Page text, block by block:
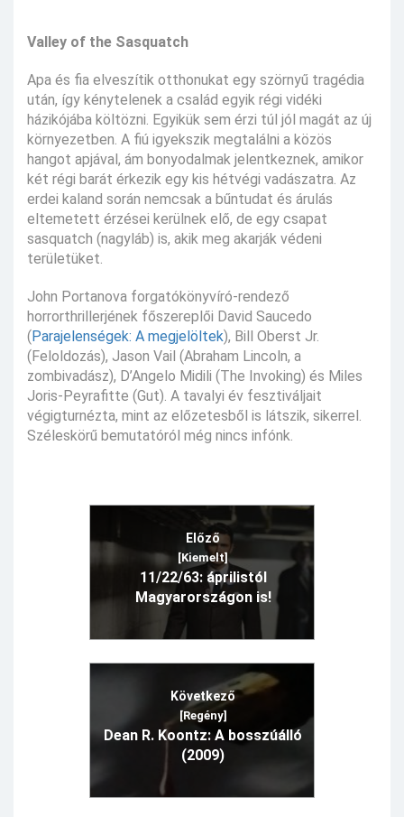
Valley of the Sasquatch
Apa és fia elveszítik otthonukat egy szörnyű tragédia
után, így kénytelenek a család egyik régi vidéki
házikójába költözni. Egyikük sem érzi túl jól magát az új
környezetben. A fiú igyekszik megtalálni a közös
hangot apjával, ám bonyodalmak jelentkeznek, amikor
két régi barát érkezik egy kis hétvégi vadászatra. Az
erdei kaland során nemcsak a bűntudat és árulás
eltemetett érzései kerülnek elő, de egy csapat
sasquatch (nagyláb) is, akik meg akarják védeni
területüket.
John Portanova forgatókönyvíró-rendező
horrorthrillerjének főszereplői David Saucedo
(Parajelenségek: A megjelöltek), Bill Oberst Jr.
(Feloldozás), Jason Vail (Abraham Lincoln, a
zombivadász), D’Angelo Midili (The Invoking) és Miles
Joris-Peyrafitte (Gut). A tavalyi év fesztiváljait
végigturnézta, mint az előzetesből is látszik, sikerrel.
Széleskörű bemutatóról még nincs infónk.
Előző
[Kiemelt]
11/22/63: áprilistól
Magyarországon is!
Következő
[Regény]
Dean R. Koontz: A bosszúálló
(2009)